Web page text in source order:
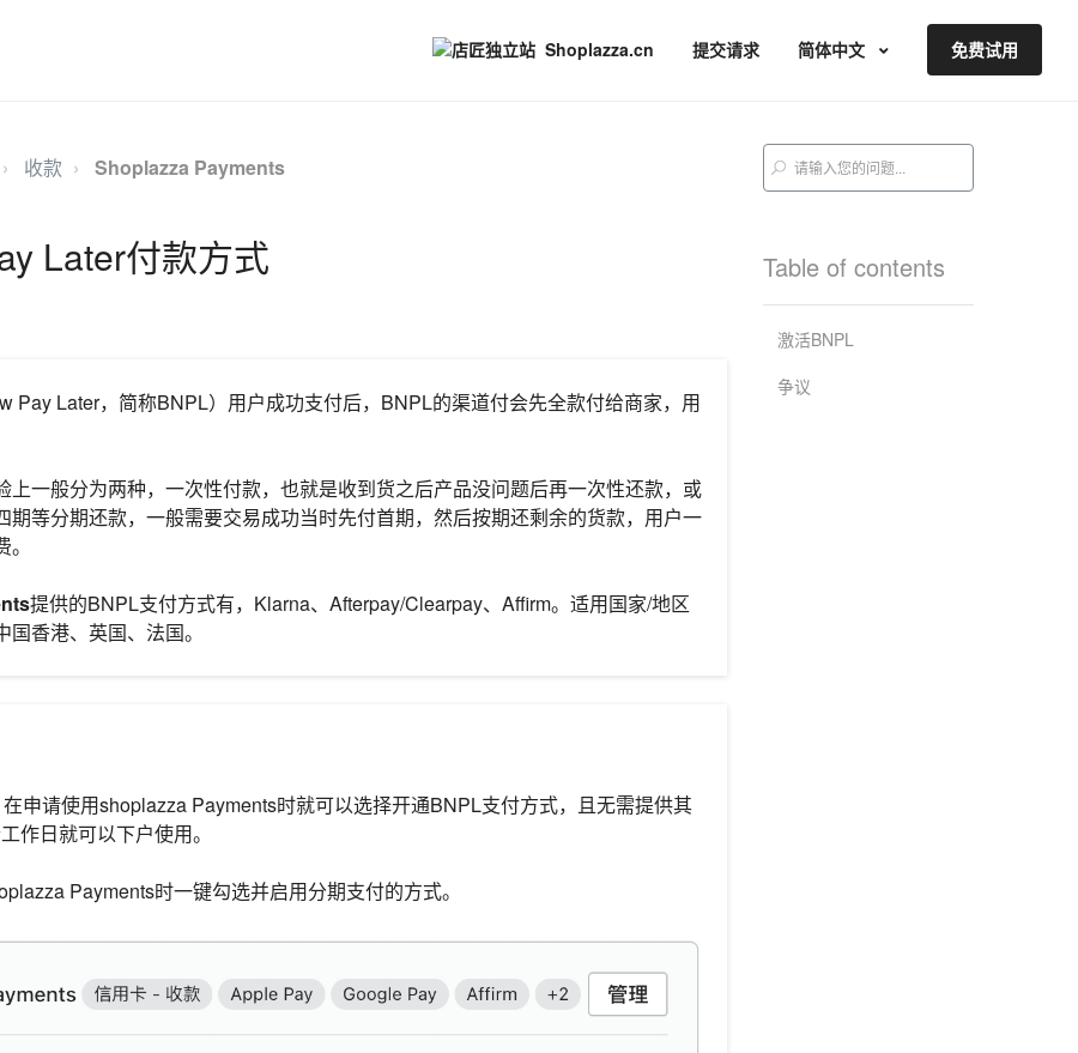
Shoplazza.cn 提交请求 简体中文 免费试用
收款 Shoplazza Payments
Later付款方式
Pay Later，简称BNPL）用户成功支付后，BNPL的渠道付会先全款付给商家，用
上一般分为两种，一次性付款，也就是收到货之后产品没问题后再一次性还款，或
期等分期还款，一般需要交易成功当时先付首期，然后按期还剩余的货款，用户一
提供的BNPL支付方式有，Klarna、Afterpay/Clearpay、Affirm。适用国家/地区
香港、英国、法国。
申请使用shoplazza Payments时就可以选择开通BNPL支付方式，且无需提供其
作日就可以下户使用。
Payments时一键勾选并启用分期支付的方式。
Table of contents
激活BNPL
争议